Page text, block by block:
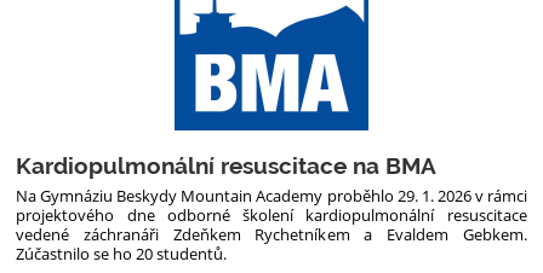
Kardiopulmonální resuscitace na BMA
Na Gymnáziu Beskydy Mountain Academy proběhlo 29. 1. 2026 v rámci
projektového dne odborné školení kardiopulmonální resuscitace
vedené záchranáři Zdeňkem Rychetníkem a Evaldem Gebkem.
Zúčastnilo se ho 20 studentů.